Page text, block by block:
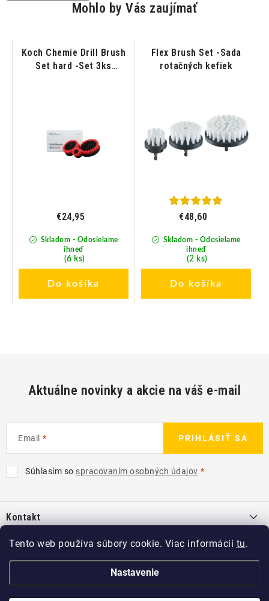
Tento web používa súbory cookie. Viac informácií tu.
Nastavenie
Mohlo by Vás zaujímať
Koch Chemie Drill Brush
Set hard -Set 3ks
Skladom - Odosielame
ihneď
(6 ks)
€24,95
Do košíka
Flex Brush Set -Sada
rotačných kefiek
Skladom - Odosielame
ihneď
(2 ks)
€48,60
Do košíka
Aktuálne novinky a akcie na váš e-mail
Email
Súhlasím so spracovaním osobných údajov
PRIHLÁSIŤ SA
pKontakt
info@ kcshop.sk
+421 918 725 111
Kategórie